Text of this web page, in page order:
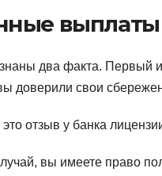
два факта. Первый
доверили свои
отзыв у банка
вы имеете право